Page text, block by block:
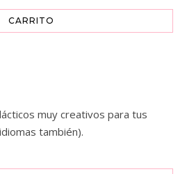
CARRITO
muy creativos para tus
también).